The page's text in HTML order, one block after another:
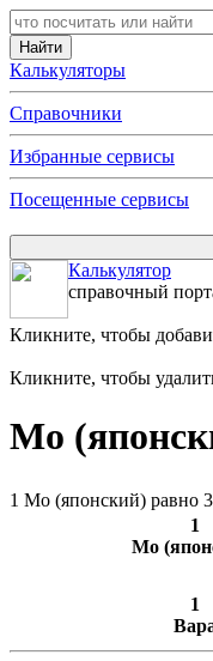
Калькуляторы
Справочники
Избранные сервисы
Посещенные сервисы
Калькулятор
справочный
Кликните, чтобы
Кликните, чтобы
Мо
1 Мо (японский) равно
1
Мо
1